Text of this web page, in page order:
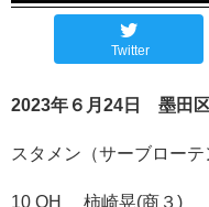
Twitter
2023年６月24日 墨田
スタメン（サーブローテ
10 OH 柿崎晃(商３)